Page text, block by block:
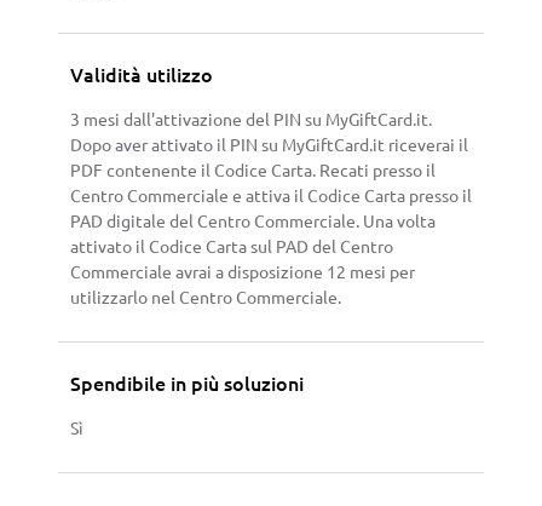
Validità utilizzo
3 mesi dall'attivazione del PIN su MyGiftCard.it.
Dopo aver attivato il PIN su MyGiftCard.it riceverai il
PDF contenente il Codice Carta. Recati presso il
Centro Commerciale e attiva il Codice Carta presso il
PAD digitale del Centro Commerciale. Una volta
attivato il Codice Carta sul PAD del Centro
Commerciale avrai a disposizione 12 mesi per
utilizzarlo nel Centro Commerciale.
Spendibile in più soluzioni
Sì